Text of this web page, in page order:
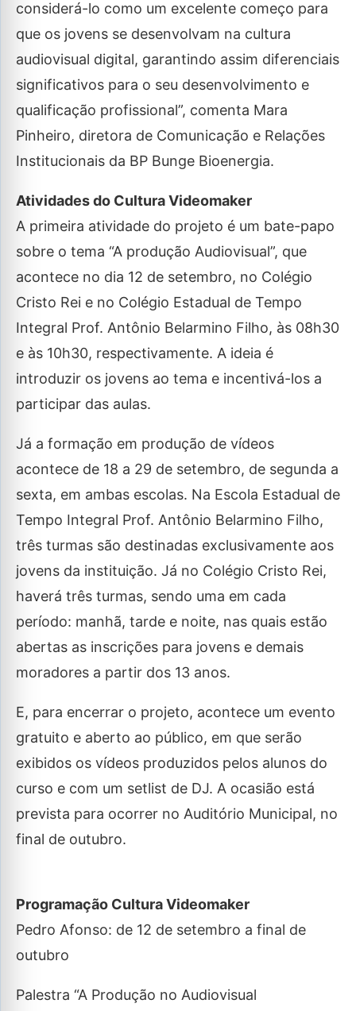
considerá-lo como um excelente começo para
que os jovens se desenvolvam na cultura
audiovisual digital, garantindo assim diferenciais
significativos para o seu desenvolvimento e
qualificação profissional”, comenta Mara
Pinheiro, diretora de Comunicação e Relações
Institucionais da BP Bunge Bioenergia.
Atividades do Cultura Videomaker
A primeira atividade do projeto é um bate-papo
sobre o tema “A produção Audiovisual”, que
acontece no dia 12 de setembro, no Colégio
Cristo Rei e no Colégio Estadual de Tempo
Integral Prof. Antônio Belarmino Filho, às 08h30
e às 10h30, respectivamente. A ideia é
introduzir os jovens ao tema e incentivá-los a
participar das aulas.
Já a formação em produção de vídeos
acontece de 18 a 29 de setembro, de segunda a
sexta, em ambas escolas. Na Escola Estadual de
Tempo Integral Prof. Antônio Belarmino Filho,
três turmas são destinadas exclusivamente aos
jovens da instituição. Já no Colégio Cristo Rei,
haverá três turmas, sendo uma em cada
período: manhã, tarde e noite, nas quais estão
abertas as inscrições para jovens e demais
moradores a partir dos 13 anos.
E, para encerrar o projeto, acontece um evento
gratuito e aberto ao público, em que serão
exibidos os vídeos produzidos pelos alunos do
curso e com um setlist de DJ. A ocasião está
prevista para ocorrer no Auditório Municipal, no
final de outubro.
Programação Cultura Videomaker
Pedro Afonso: de 12 de setembro a final de
outubro
Palestra “A Produção no Audiovisual